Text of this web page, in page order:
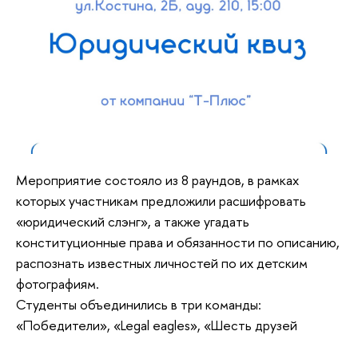
Мероприятие состояло из 8 раундов, в рамках
которых участникам предложили расшифровать
«юридический слэнг», а также угадать
конституционные права и обязанности по описанию,
распознать известных личностей по их детским
фотографиям.
Студенты объединились в три команды:
«Победители», «Legal eagles», «Шесть друзей